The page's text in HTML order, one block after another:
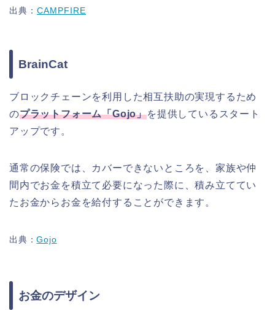
出典： CAMPFIRE
BrainCat
ブロックチェーンを利用した相互扶助の実現するため
のプラットフォーム「Gojo」を提供しているスタート
アップです。
通常の保険では、カバーできないところを、家族や仲
間内でお金を積立て必要になった際に、積み立ててい
たお金からお金を給付することができます。
出典：Gojo
お金のデザイン